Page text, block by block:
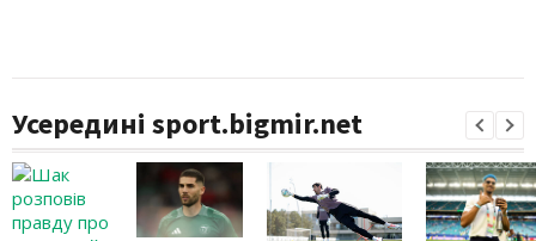
Усередині sport.bigmir.net